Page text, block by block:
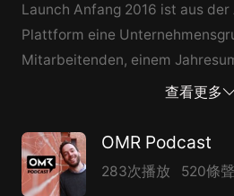
Launch Anfang 2016 ist aus
Plattform eine
Mitarbeitenden, einem
dreistelliger Millionenhöhe und
Gründer, weshalb Bertelsmann
Euro in die bereits profitable
was die vier einzelnen
查看更多
OMR Podcast
283次播放 520條